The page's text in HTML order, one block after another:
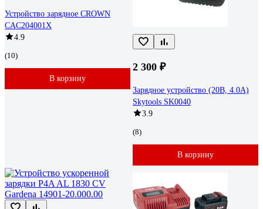
Устройство зарядное CROWN
CAC204001X
4.9
(10)
В корзину
2 300 ₽
Зарядное устройство (20В, 4.0А)
Skytools SK0040
3.9
(8)
В корзину